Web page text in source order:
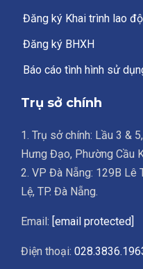
Đăng ký Khai trình lao
Đăng ký BHXH
Báo cáo tình hình sử
Trụ sở chính
1. Trụ sở chính: Lầu 3 &
Hưng Đạo, Phường Cầu
2. VP Đà Nẵng: 129B Lê
Lệ, TP. Đà Nẵng.
Email: [email protected]
Điện thoại: